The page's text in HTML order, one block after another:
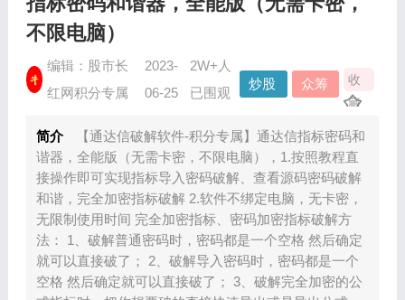
不限电脑）
编辑：股市长
红网积分专属
2023-
06-25
2W+人
已围观
炒股
众筹
收
藏
简介
【通达信破解软件-积分专属】通达信指标密码和
谐器，全能版（无需卡密，不限电脑），1.按照教程直
接操作即可实现指标导入密码破解、查看源码密码破解
和谐，完全加密指标破解 2.软件不绑定电脑，无卡密，
无限制使用时间 完全加密指标、密码加密指标破解方
法： 1、破解普通密码时，密码都是一个空格 然后确定
就可以直接破了； 2、破解导入密码时，密码都是一个
空格 然后确定就可以直接破了； 3、破解完全加密的公